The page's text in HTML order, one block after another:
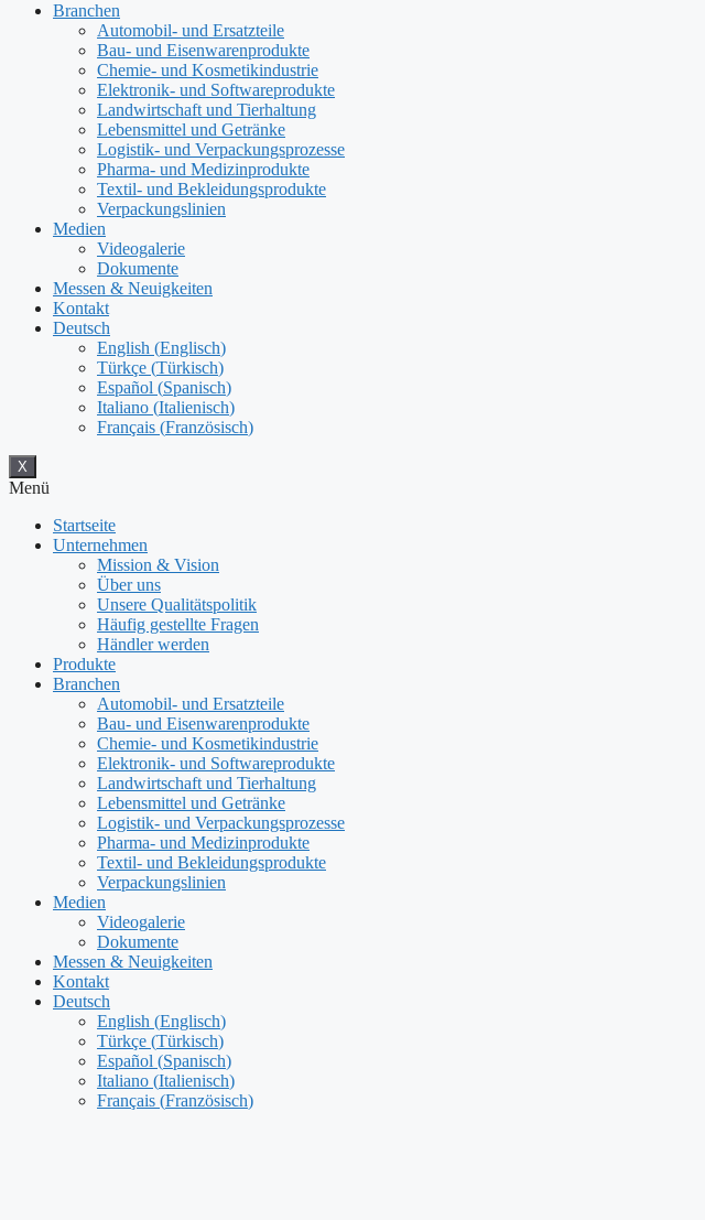
Branchen
Automobil- und Ersatzteile
Bau- und Eisenwarenprodukte
Chemie- und Kosmetikindustrie
Elektronik- und Softwareprodukte
Landwirtschaft und Tierhaltung
Lebensmittel und Getränke
Logistik- und Verpackungsprozesse
Pharma- und Medizinprodukte
Textil- und Bekleidungsprodukte
Verpackungslinien
Medien
Videogalerie
Dokumente
Messen & Neuigkeiten
Kontakt
Deutsch
English (Englisch)
Türkçe (Türkisch)
Español (Spanisch)
Italiano (Italienisch)
Français (Französisch)
X
Menü
Startseite
Unternehmen
Mission & Vision
Über uns
Unsere Qualitätspolitik
Häufig gestellte Fragen
Händler werden
Produkte
Branchen
Automobil- und Ersatzteile
Bau- und Eisenwarenprodukte
Chemie- und Kosmetikindustrie
Elektronik- und Softwareprodukte
Landwirtschaft und Tierhaltung
Lebensmittel und Getränke
Logistik- und Verpackungsprozesse
Pharma- und Medizinprodukte
Textil- und Bekleidungsprodukte
Verpackungslinien
Medien
Videogalerie
Dokumente
Messen & Neuigkeiten
Kontakt
Deutsch
English (Englisch)
Türkçe (Türkisch)
Español (Spanisch)
Italiano (Italienisch)
Français (Französisch)